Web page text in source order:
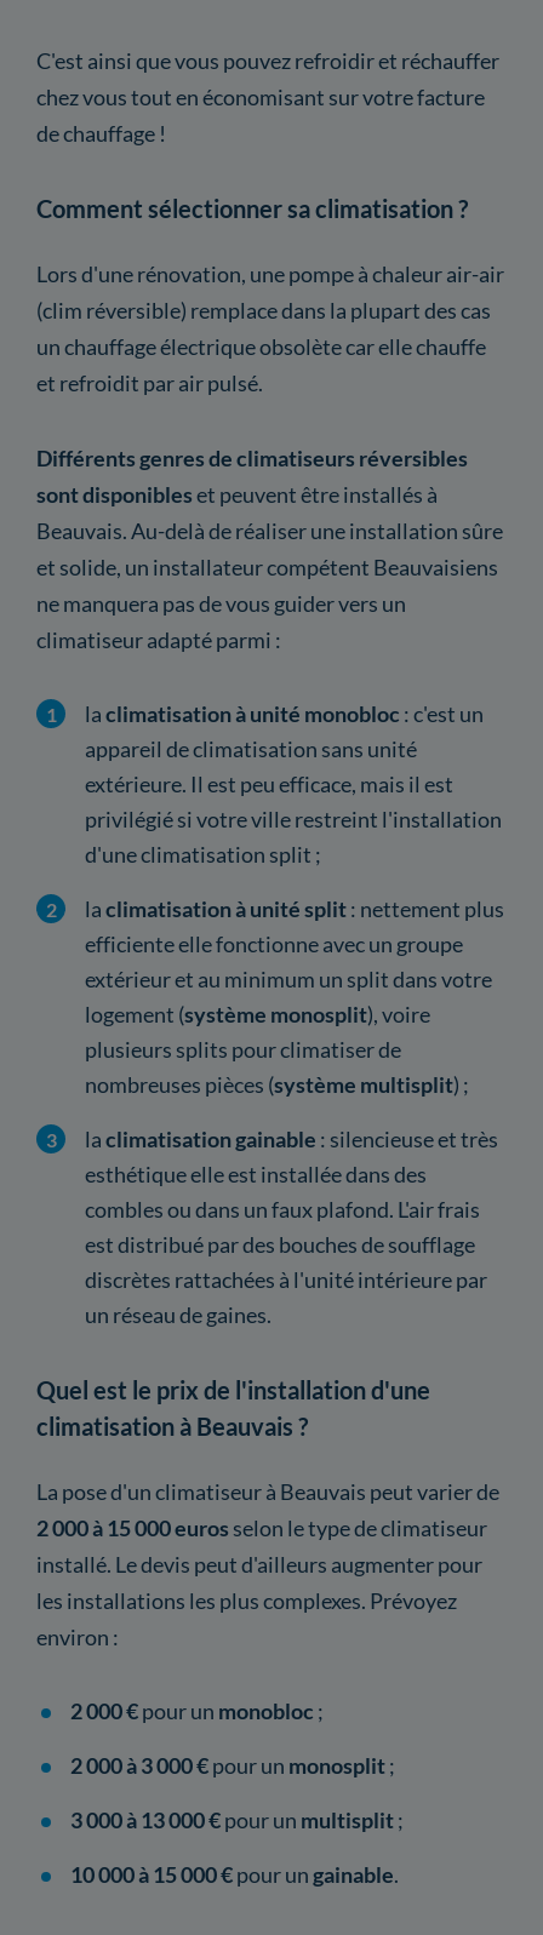
C'est ainsi que vous pouvez refroidir et réchauffer
chez vous tout en économisant sur votre facture
de chauffage !
Comment sélectionner sa climatisation ?
Lors d'une rénovation, une pompe à chaleur air-air
(clim réversible) remplace dans la plupart des cas
un chauffage électrique obsolète car elle chauffe
et refroidit par air pulsé.
Différents genres de climatiseurs réversibles
sont disponibleset peuvent être installés à
Beauvais. Au-delà de réaliser une installation sûre
et solide, un installateur compétent Beauvaisiens
ne manquera pas de vous guider vers un
climatiseur adapté parmi :
laclimatisation à unité monobloc : c'est un
appareil de climatisation sans unité
extérieure. Il est peu efficace, mais il est
privilégié si votre ville restreint l'installation
d'une climatisation split ;
laclimatisation à unité split: nettement plus
efficiente elle fonctionne avec un groupe
extérieur et au minimum un split dans votre
logement (système monosplit), voire
plusieurs splits pour climatiser de
nombreuses pièces (système multisplit) ;
laclimatisation gainable : silencieuse et très
esthétique elle est installée dans des
combles ou dans un faux plafond. L'air frais
est distribué par des bouches de soufflage
discrètes rattachées à l'unité intérieure par
un réseau de gaines.
Quel est le prix de l'installation d'une
climatisation à Beauvais ?
La pose d'un climatiseur à Beauvais peut varier de
2 000 à 15 000 euros selon le type de climatiseur
installé. Le devis peut d'ailleurs augmenter pour
les installations les plus complexes. Prévoyez
environ :
2 000 €pour un monobloc ;
2 000 à 3 000 €pour un monosplit;
3 000 à 13 000 €pour un multisplit;
10 000 à 15 000 €pour ungainable.